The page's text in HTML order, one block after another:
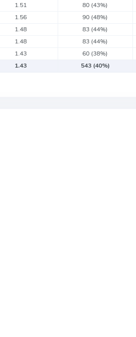
1.51 80 (43%)
1.56 90 (48%)
1.48 83 (44%)
1.48 83 (44%)
1.43 60 (38%)
1.43 543 (40%)